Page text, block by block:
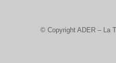
© Copyright ADER – La